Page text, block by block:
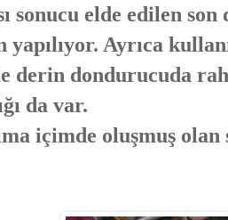
sonucu elde edilen
yapılıyor. Ayrıca
derin dondurucuda
da var.
içimde oluşmuş